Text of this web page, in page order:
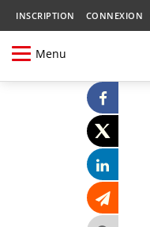
INSCRIPTION CONNEXION
Menu